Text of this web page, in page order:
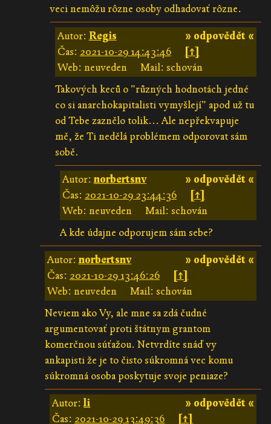
veci nemôžu rôzne osoby odhadovať rôzne.
» odpovědět «
Autor: Regis
Čas: 2021-10-29 14:43:46
[↑]
Web: neuveden
Mail: schován
Takových keců o "různých hodnotách jedné
co si anarchokapitalisti vymyšlejí" apod už tu
od Tebe zaznělo tolik... Ale nepřekvapuje
mě, že Ti nedělá problémem odporovat sám
sobě.
» odpovědět «
Autor:norbertsnv
Čas: 2021-10-29 23:44:36
[↑]
Web: neuveden
Mail: schován
A kde údajne odporujem sám sebe?
» odpovědět «
Autor:norbertsnv
Čas: 2021-10-29 13:46:26
[↑]
Web: neuveden
Mail: schován
Neviem ako Vy, ale mne sa zdá čudné
argumentovať proti štátnym grantom
komerčnou súťažou. Netvrdíte snáď vy
ankapisti že je to čisto súkromná vec komu
súkromná osoba poskytuje svoje peniaze?
» odpovědět «
Autor:li
Čas: 2021-10-29 13:49:36 [↑]